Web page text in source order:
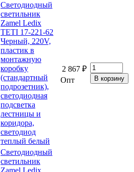
Светодиодный
светильник
Zamel Ledix
TETI 17-221-62
Черный, 220V,
пластик в
монтажную
коробку
(стандартный
подрозетник),
светодиодная
подсветка
лестницы и
коридора,
светодиод
теплый белый
2 867 ₽
Опт
Светодиодный
светильник